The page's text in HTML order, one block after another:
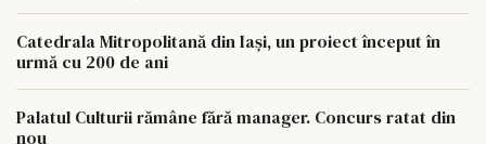
Catedrala Mitropolitană din Iași, un proiect început în
urmă cu 200 de ani
Palatul Culturii rămâne fără manager. Concurs ratat din
nou